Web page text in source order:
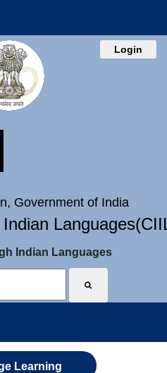
Login
Government of India
Indian Languages
Learning